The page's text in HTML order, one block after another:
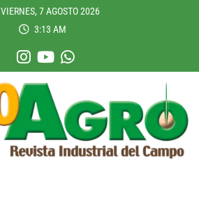
VIERNES, 7 AGOSTO 2026
3:13 AM